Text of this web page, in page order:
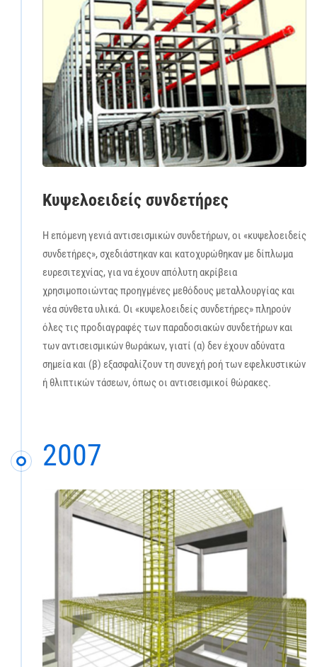
Κυψελοειδείς συνδετήρες
Η επόμενη γενιά αντισεισμικών συνδετήρων, οι «κυψελοειδείς
συνδετήρες», σχεδιάστηκαν και κατοχυρώθηκαν με δίπλωμα
ευρεσιτεχνίας, για να έχουν απόλυτη ακρίβεια
χρησιμοποιώντας προηγμένες μεθόδους μεταλλουργίας και
νέα σύνθετα υλικά. Οι «κυψελοειδείς συνδετήρες» πληρούν
όλες τις προδιαγραφές των παραδοσιακών συνδετήρων και
των αντισεισμικών θωράκων, γιατί (α) δεν έχουν αδύνατα
σημεία και (β) εξασφαλίζουν τη συνεχή ροή των εφελκυστικών
ή θλιπτικών τάσεων, όπως οι αντισεισμικοί θώρακες.
2007